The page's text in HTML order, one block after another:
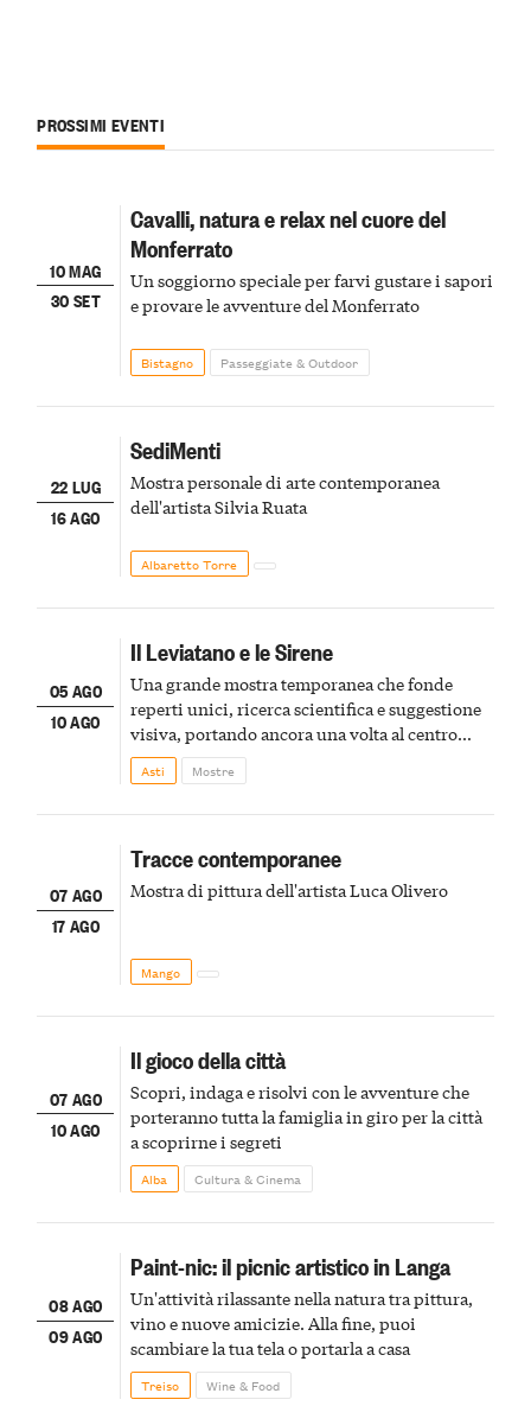
PROSSIMI EVENTI
10 MAG
30 SET
Cavalli, natura e relax nel cuore del
Monferrato
Un soggiorno speciale per farvi gustare i sapori
e provare le avventure del Monferrato
Bistagno Passeggiate & Outdoor
22 LUG
16 AGO
SediMenti
Mostra personale di arte contemporanea
dell'artista Silvia Ruata
Albaretto Torre
05 AGO
10 AGO
Il Leviatano e le Sirene
Una grande mostra temporanea che fonde
reperti unici, ricerca scientifica e suggestione
visiva, portando ancora una volta al centro
della scena le meraviglie del passato astigiano
Asti Mostre
07 AGO
17 AGO
Tracce contemporanee
Mostra di pittura dell'artista Luca Olivero
Mango
07 AGO
10 AGO
Il gioco della città
Scopri, indaga e risolvi con le avventure che
porteranno tutta la famiglia in giro per la città
a scoprirne i segreti
Alba Cultura & Cinema
08 AGO
09 AGO
Paint-nic: il picnic artistico in Langa
Un'attività rilassante nella natura tra pittura,
vino e nuove amicizie. Alla fine, puoi
scambiare la tua tela o portarla a casa
Treiso Wine & Food